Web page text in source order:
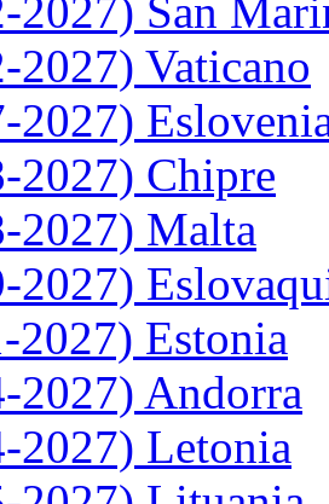
2027) San
2027) Vaticano
2027)
2027) Chipre
2027) Malta
2027)
2027) Estonia
2027) Andorra
2027) Letonia